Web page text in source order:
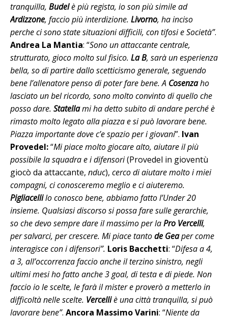
tranquilla, Budelè più regista, io son più simile ad
Ardizzone, faccio più interdizione. Livorno, ha inciso
perche ci sono state situazioni difficili, con tifosi e Società”.
Andrea La Mantia: “Sono un attaccante centrale,
strutturato, gioco molto sul fisico. La B, sarà un esperienza
bella, so di partire dallo scetticismo generale, seguendo
bene l’allenatore penso di poter fare bene. A Cosenzaho
lasciato un bel ricordo, sono molto convinto di quello che
posso dare. Statellami ha detto subito di andare perché è
rimasto molto legato alla piazza e si può lavorare bene.
Piazza importante dove c’e spazio per i giovani”. Ivan
Provedel:“Mi piace molto giocare alto, aiutare il più
possibile la squadra e i difensori(Provedel in gioventù
giocò da attaccante, nduc), cerco di aiutare molto i miei
compagni, ci conosceremo meglio e ci aiuteremo.
Pigliacellilo conosco bene, abbiamo fatto l’Under 20
insieme. Qualsiasi discorso si possa fare sulle gerarchie,
so che devo sempre dare il massimo per laPro Vercelli,
per salvarci, per crescere. Mi piace tantode Geaper come
interagisce con i difensori”. Loris Bacchetti: “Difesa a 4,
a 3, all’occorrenza faccio anche il terzino sinistro, negli
ultimi mesi ho fatto anche 3 goal, di testa e di piede. Non
faccio io le scelte, le farà il mister e proverò a metterlo in
difficoltà nelle scelte. Vercelliè una città tranquilla, si può
lavorare bene”. Ancora Massimo Varini: “Niente da